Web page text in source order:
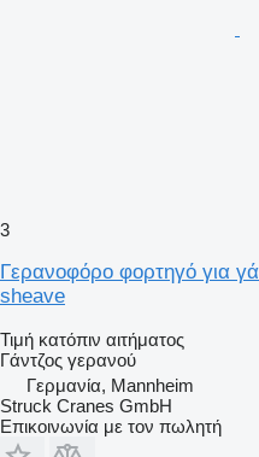
3
Γερανοφόρο φορτηγό για
sheave
Τιμή κατόπιν αιτήματος
Γάντζος γερανού
Γερμανία, Mannheim
Struck Cranes GmbH
Επικοινωνία με τον πωλητή